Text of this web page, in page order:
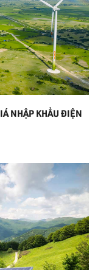
NHẬP KHẨU ĐIỆN